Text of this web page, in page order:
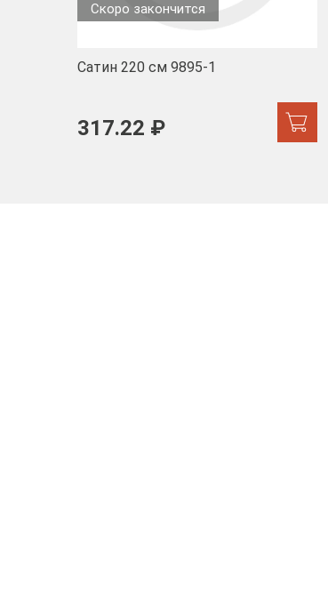
Скоро закончится
Сатин 220 см 9895-1
317.22 ₽